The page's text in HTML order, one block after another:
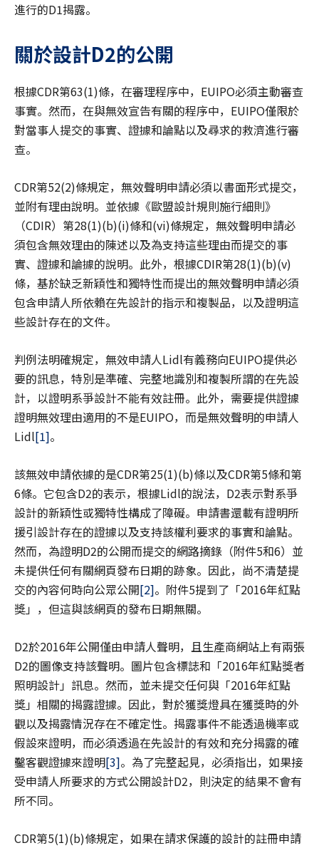
進行的D1揭露。
關於設計D2的公開
根據CDR第63(1)條，在審理程序中，EUIPO必須主動審查
事實。然而，在與無效宣告有關的程序中，EUIPO僅限於
對當事人提交的事實、證據和論點以及尋求的救濟進行審
查。
CDR第52(2)條規定，無效聲明申請必須以書面形式提交，
並附有理由說明。並依據《歐盟設計規則施行細則》
（CDIR）第28(1)(b)(i)條和(vi)條規定，無效聲明申請必
須包含無效理由的陳述以及為支持這些理由而提交的事
實、證據和論據的說明。此外，根據CDIR第28(1)(b)(v)
條，基於缺乏新穎性和獨特性而提出的無效聲明申請必須
包含申請人所依賴在先設計的指示和複製品，以及證明這
些設計存在的文件。
判例法明確規定，無效申請人Lidl有義務向EUIPO提供必
要的訊息，特別是準確、完整地識別和複製所謂的在先設
計，以證明系爭設計不能有效註冊。此外，需要提供證據
證明無效理由適用的不是EUIPO，而是無效聲明的申請人
Lidl[1]。
該無效申請依據的是CDR第25(1)(b)條以及CDR第5條和第
6條。它包含D2的表示，根據Lidl的說法，D2表示對系爭
設計的新穎性或獨特性構成了障礙。申請書還載有證明所
援引設計存在的證據以及支持該權利要求的事實和論點。
然而，為證明D2的公開而提交的網路摘錄（附件5和6）並
未提供任何有關網頁發布日期的跡象。因此，尚不清楚提
交的內容何時向公眾公開[2]。附件5提到了「2016年紅點
獎」，但這與該網頁的發布日期無關。
D2於2016年公開僅由申請人聲明，且生產商網站上有兩張
D2的圖像支持該聲明。圖片包含標誌和「2016年紅點獎者
照明設計」訊息。然而，並未提交任何與「2016年紅點
獎」相關的揭露證據。因此，對於獲獎燈具在獲獎時的外
觀以及揭露情況存在不確定性。揭露事件不能透過機率或
假設來證明，而必須透過在先設計的有效和充分揭露的確
鑿客觀證據來證明[3]。為了完整起見，必須指出，如果接
受申請人所要求的方式公開設計D2，則決定的結果不會有
所不同。
CDR第5(1)(b)條規定，如果在請求保護的設計的註冊申請